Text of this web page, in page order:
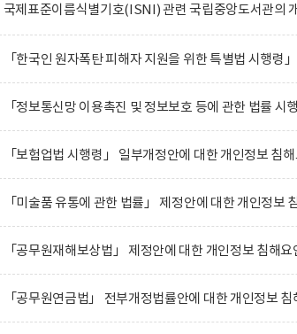
국제표준이름식별기호(ISNI) 관련 국립중앙도서관의
「한국인 원자폭탄 피해자 지원을 위한 특별법 시행령
「정보통신망 이용촉진 및 정보보호 등에 관한 법률
「보험업법 시행령」 일부개정안에 대한 개인정보 침
「미술품 유통에 관한 법률」 제정안에 대한 개인정보
「공무원재해보상법」 제정안에 대한 개인정보 침해
「공무원연금법」 전부개정법률안에 대한 개인정보